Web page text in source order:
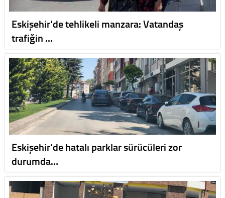
Eskişehir'de tehlikeli manzara: Vatandaş
trafiğin …
Eskişehir'de hatalı parklar sürücüleri zor
durumda…